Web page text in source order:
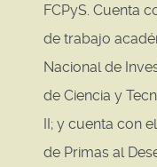
FCPyS. Cuenta
de trabajo
Nacional de
de Ciencia y
II; y cuenta con
de Primas al